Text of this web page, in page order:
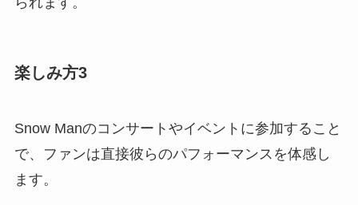
楽しみ方3
Snow Manのコンサートやイベントに参加すること
で、ファンは直接彼らのパフォーマンスを体感し
ます。